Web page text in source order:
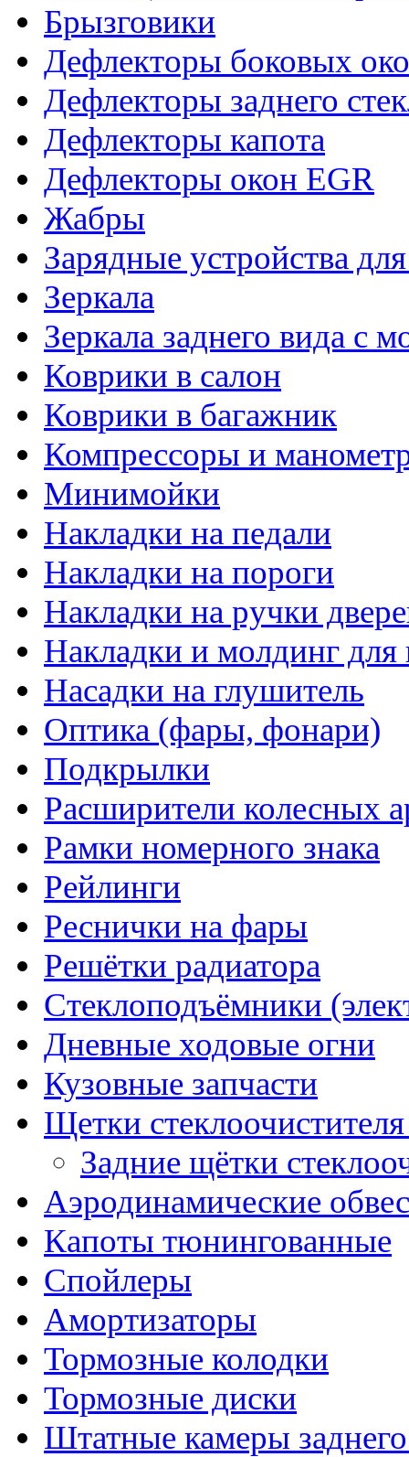
Брызговики
Дефлекторы боковых
Дефлекторы заднего
Дефлекторы капота
Дефлекторы окон EGR
Жабры
Зарядные устройства
Зеркала
Зеркала заднего вида с
Коврики в салон
Коврики в багажник
Компрессоры и
Минимойки
Накладки на педали
Накладки на пороги
Накладки на ручки
Накладки и молдинг для
Насадки на глушитель
Оптика (фары, фонари)
Подкрылки
Расширители колесных
Рамки номерного знака
Рейлинги
Реснички на фары
Решётки радиатора
Стеклоподъёмники
Дневные ходовые огни
Кузовные запчасти
Щетки
Задние щётки
Аэродинамические
Капоты тюнингованные
Спойлеры
Амортизаторы
Тормозные колодки
Тормозные диски
Штатные камеры